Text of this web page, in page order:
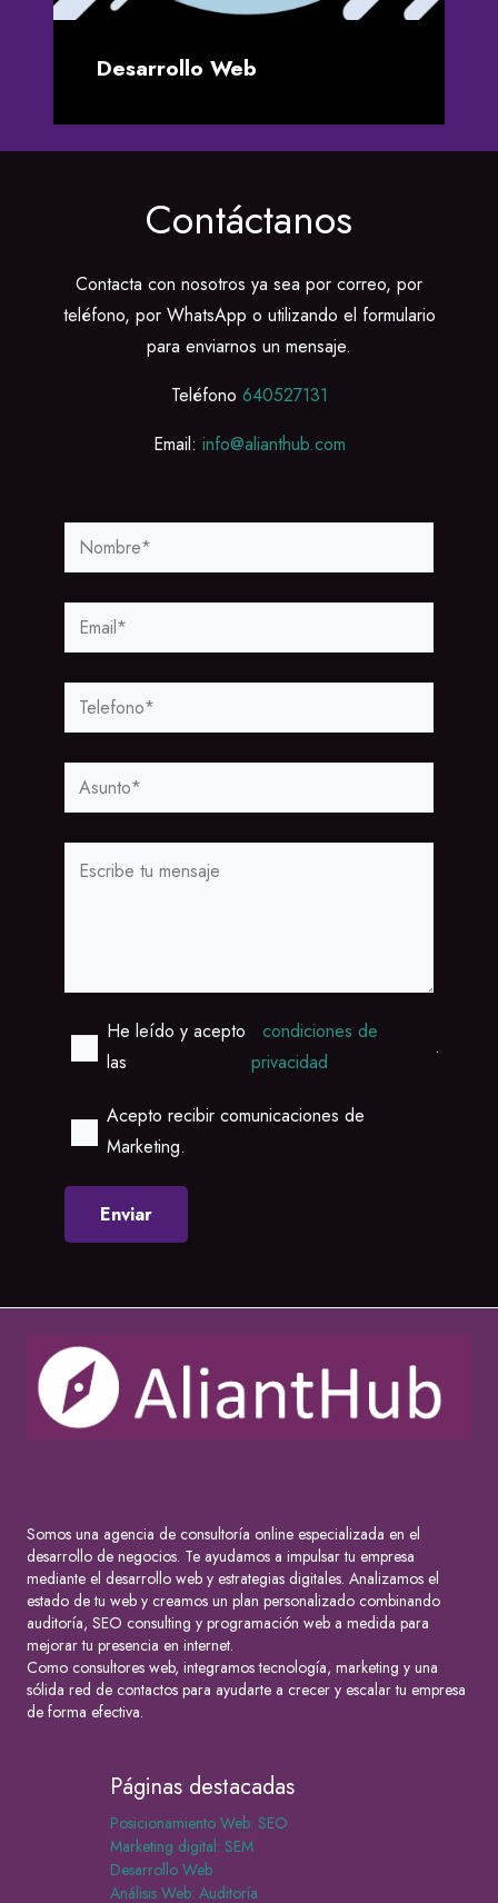
Desarrollo Web
Contáctanos
Contacta con nosotros ya sea por correo, por
teléfono, por WhatsApp o utilizando el formulario
para enviarnos un mensaje.
Teléfono 640527131
Email: info@alianthub.com
He leído y acepto
las
condiciones de
privacidad
.
Acepto recibir comunicaciones de
Marketing.
Somos una agencia de consultoría online especializada en el
desarrollo de negocios. Te ayudamos a impulsar tu empresa
mediante el desarrollo web y estrategias digitales. Analizamos el
estado de tu web y creamos un plan personalizado combinando
auditoría, SEO consulting y programación web a medida para
mejorar tu presencia en internet.
Como consultores web, integramos tecnología, marketing y una
sólida red de contactos para ayudarte a crecer y escalar tu empresa
de forma efectiva.
Páginas destacadas
Posicionamiento Web: SEO
Marketing digital: SEM
Desarrollo Web
Análisis Web: Auditoría